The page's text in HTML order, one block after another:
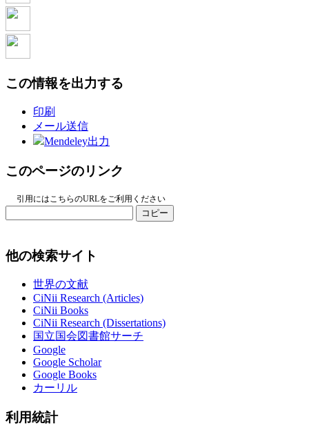
この情報を出力する
印刷
メール送信
Mendeley出力
このページのリンク
引用にはこちらのURLをご利用ください
コピー
他の検索サイト
世界の文献
CiNii Research (Articles)
CiNii Books
CiNii Research (Dissertations)
国立国会図書館サーチ
Google
Google Scholar
Google Books
カーリル
利用統計